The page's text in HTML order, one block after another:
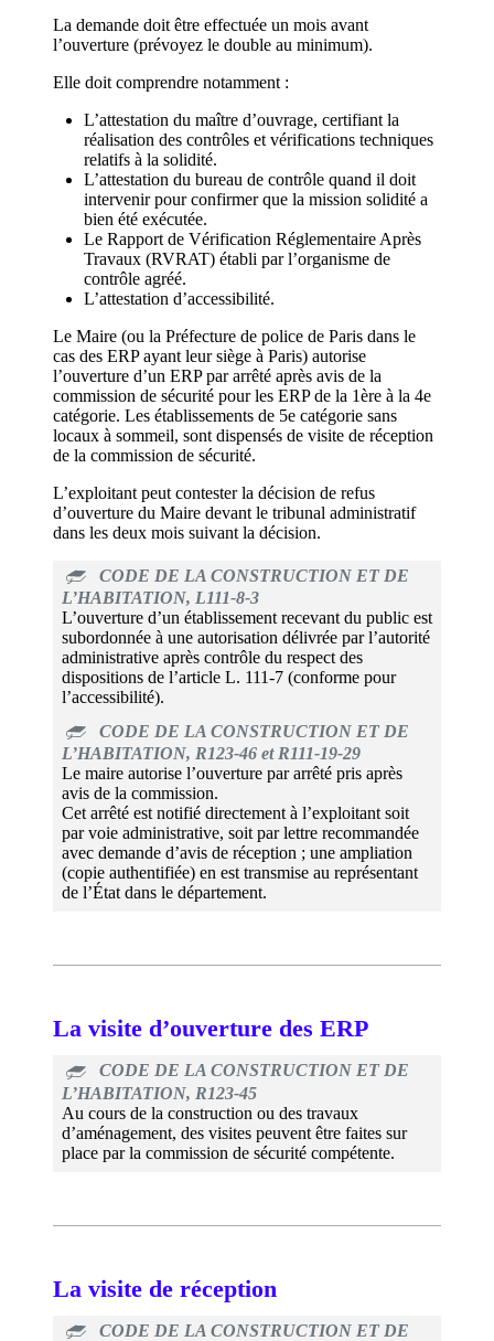
La demande doit être effectuée un mois avant
l’ouverture (prévoyez le double au minimum).
Elle doit comprendre notamment :
L’attestation du maître d’ouvrage, certifiant la
réalisation des contrôles et vérifications techniques
relatifs à la solidité.
L’attestation du bureau de contrôle quand il doit
intervenir pour confirmer que la mission solidité a
bien été exécutée.
Le Rapport de Vérification Réglementaire Après
Travaux (RVRAT) établi par l’organisme de
contrôle agréé.
L’attestation d’accessibilité.
Le Maire (ou la Préfecture de police de Paris dans le
cas des ERP ayant leur siège à Paris) autorise
l’ouverture d’un ERP par arrêté après avis de la
commission de sécurité pour les ERP de la 1ère à la 4e
catégorie. Les établissements de 5e catégorie sans
locaux à sommeil, sont dispensés de visite de réception
de la commission de sécurité.
L’exploitant peut contester la décision de refus
d’ouverture du Maire devant le tribunal administratif
dans les deux mois suivant la décision.
CODE DE LA CONSTRUCTION ET DE
L’HABITATION, L111-8-3
L’ouverture d’un établissement recevant du public est
subordonnée à une autorisation délivrée par l’autorité
administrative après contrôle du respect des
dispositions de l’article L. 111-7 (conforme pour
l’accessibilité).
CODE DE LA CONSTRUCTION ET DE
L’HABITATION, R123-46 et R111-19-29
Le maire autorise l’ouverture par arrêté pris après
avis de la commission.
Cet arrêté est notifié directement à l’exploitant soit
par voie administrative, soit par lettre recommandée
avec demande d’avis de réception ; une ampliation
(copie authentifiée) en est transmise au représentant
de l’État dans le département.
La visite d’ouverture des ERP
CODE DE LA CONSTRUCTION ET DE
L’HABITATION, R123-45
Au cours de la construction ou des travaux
d’aménagement, des visites peuvent être faites sur
place par la commission de sécurité compétente.
La visite de réception
CODE DE LA CONSTRUCTION ET DE